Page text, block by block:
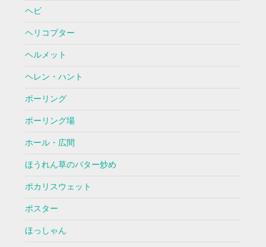
ヘビ
ヘリコプター
ヘルメット
ヘレン・ハント
ボーリング
ボーリング場
ホール・広間
ほうれん草のバター炒め
ポカリスウェット
ポスター
ほっしゃん